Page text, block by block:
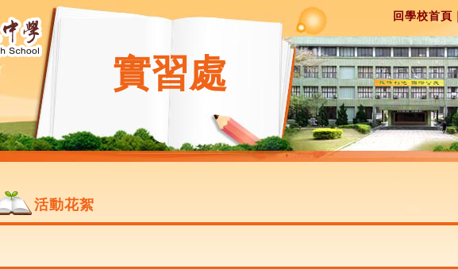
實習處
回學校首頁
活動花絮